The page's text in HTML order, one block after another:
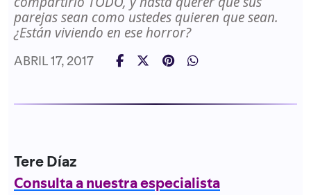
parejas sean como ustedes quieren que sean.
¿Están viviendo en ese horror?
ABRIL 17, 2017
Tere Díaz
Consulta a nuestra especialista